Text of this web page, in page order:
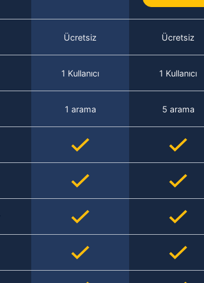
Ücretsiz Ücretsiz
1 Kullanıcı 1 Kullanıcı
1 arama 5 arama